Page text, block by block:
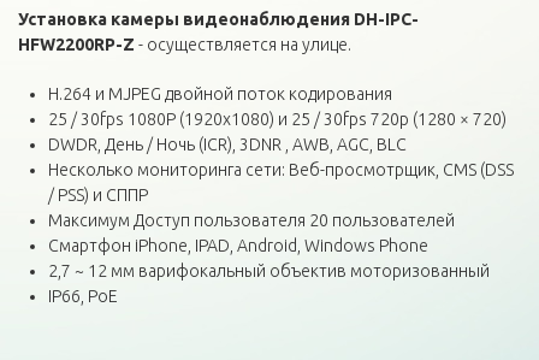
Установка камеры видеонаблюдения DH-IPC-
HFW2200RP-Z - осуществляется на улице.
H.264 и MJPEG двойной поток кодирования
25 / 30fps 1080P (1920x1080) и 25 / 30fps 720p (1280 × 720)
DWDR, День / Ночь (ICR), 3DNR , AWB, AGC, BLC
Несколько мониторинга сети: Веб-просмотрщик, CMS (DSS
/ PSS) и СППР
Максимум Доступ пользователя 20 пользователей
Смартфон iPhone, IPAD, Android, Windows Phone
2,7 ~ 12 мм варифокальный объектив моторизованный
IP66, PoE